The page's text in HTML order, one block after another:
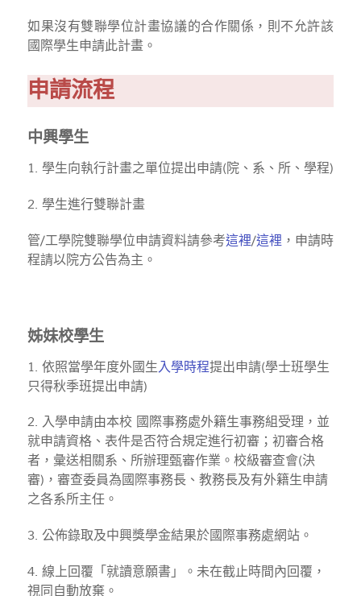
如果沒有雙聯學位計畫協議的合作關係，則不允許該
國際學生申請此計畫。
申請流程
中興學生
1. 學生向執行計畫之單位提出申請(院、系、所、學程)
2. 學生進行雙聯計畫
管/工學院雙聯學位申請資料請參考這裡/這裡 ，申請時
程請以院方公告為主。
姊妹校學生
1. 依照當學年度外國生入學時程提出申請(學士班學生
只得秋季班提出申請)
2. 入學申請由本校 國際事務處外籍生事務組受理，並
就申請資格、表件是否符合規定進行初審；初審合格
者，彙送相關系、所辦理甄審作業。校級審查會(決
審)，審查委員為國際事務長、教務長及有外籍生申請
之各系所主任。
3. 公佈錄取及中興獎學金結果於國際事務處網站。
4. 線上回覆「就讀意願書」。未在截止時間內回覆，
視同自動放棄。